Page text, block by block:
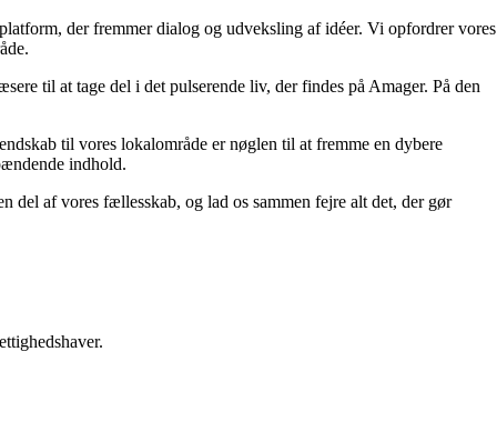
der fremmer dialog og udveksling af idéer. Vi opfordrer vores
til at tage del i det pulserende liv, der findes på Amager. På den
til vores lokalområde er nøglen til at fremme en dybere
indhold.
del af vores fællesskab, og lad os sammen fejre alt det, der gør